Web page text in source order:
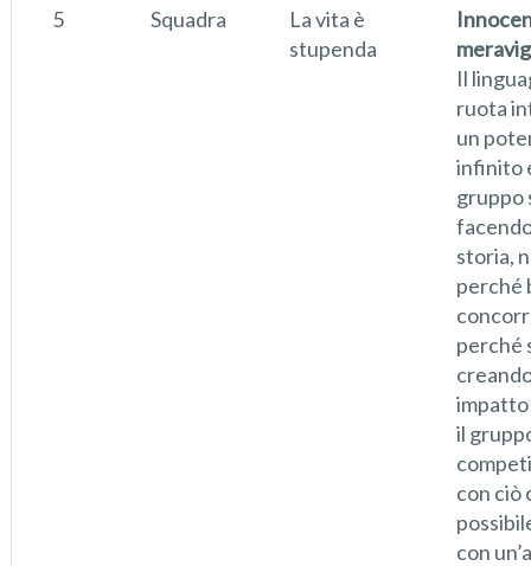
5 Squadra
La vita è
stupenda
Il
ruota
un
infinito
gruppo
storia,
perché
perché
il
con ciò
con